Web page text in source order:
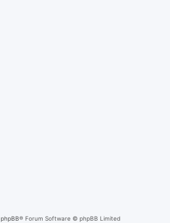
phpBB® Forum Software © phpBB Limited